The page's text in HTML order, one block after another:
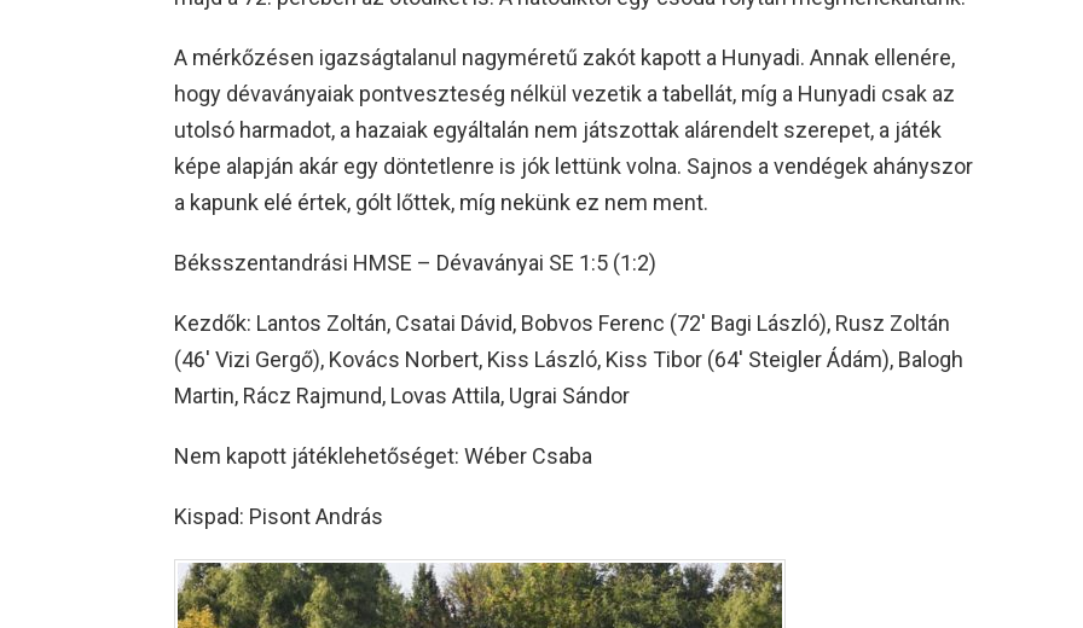
A mérkőzésen igazságtalanul nagyméretű zakót kapott a Hunyadi. Annak ellenére,
hogy dévaványaiak pontveszteség nélkül vezetik a tabellát, míg a Hunyadi csak az
utolsó harmadot, a hazaiak egyáltalán nem játszottak alárendelt szerepet, a játék
képe alapján akár egy döntetlenre is jók lettünk volna. Sajnos a vendégek ahányszor
a kapunk elé értek, gólt lőttek, míg nekünk ez nem ment.
Béksszentandrási HMSE – Dévaványai SE 1:5 (1:2)
Kezdők: Lantos Zoltán, Csatai Dávid, Bobvos Ferenc (72′ Bagi László), Rusz Zoltán
(46′ Vizi Gergő), Kovács Norbert, Kiss László, Kiss Tibor (64′ Steigler Ádám), Balogh
Martin, Rácz Rajmund, Lovas Attila, Ugrai Sándor
Nem kapott játéklehetőséget: Wéber Csaba
Kispad: Pisont András